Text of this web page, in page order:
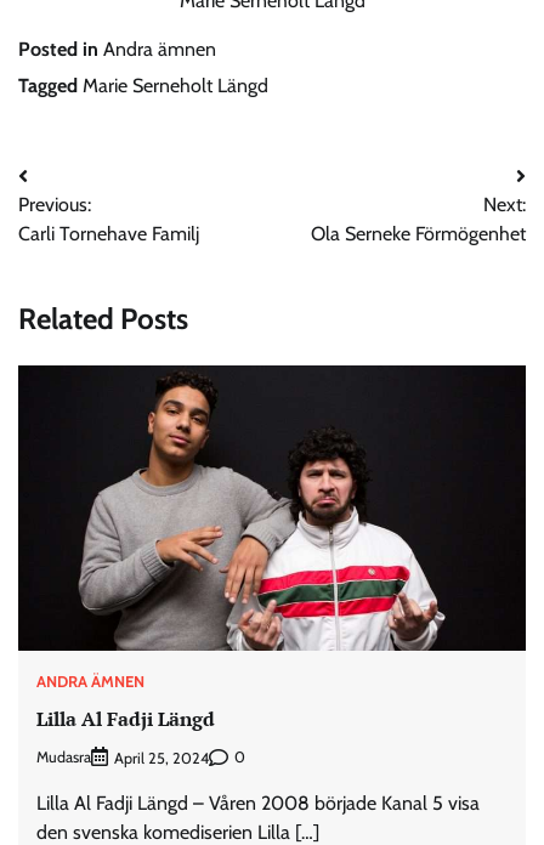
Posted in Andra ämnen
Tagged Marie Serneholt Längd
Post
navigation
Previous:
Carli Tornehave Familj
Next:
Ola Serneke Förmögenhet
Related Posts
ANDRA ÄMNEN
Lilla Al Fadji Längd
Mudasra April 25, 2024 0
Lilla Al Fadji Längd – Våren 2008 började Kanal 5 visa
den svenska komediserien Lilla […]